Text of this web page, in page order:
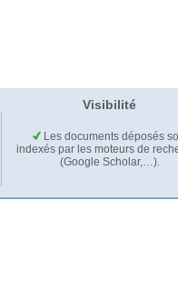
Visibilité
Les documents déposés
indexés par les moteurs de
(Google Scholar,…).